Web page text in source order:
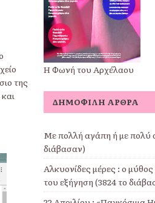
της
Η Φωνή του Αρχέλαου
ΔΗΜΟΦΙΛΉ ΆΡΘΡΑ
Με πολλή αγάπη ή με πολύ
διάβασαν)
Αλκυονίδες μέρες : ο μύθος
του εξήγηση (3824 το